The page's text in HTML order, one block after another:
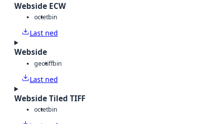
Webside ECW
octetbin
Last ned
Webside
geotiffbin
Last ned
Webside Tiled TIFF
octetbin